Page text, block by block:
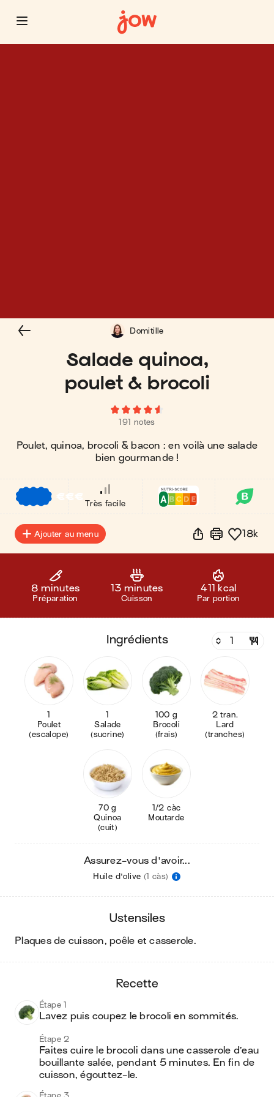
Salade quinoa,
poulet & brocoli
191 notes
Poulet, quinoa, brocoli & bacon : en voilà une salade
bien gourmande !
Domitille
€€€
Très facile
Ajouter au menu 18k
8 minutes
Préparation
13 minutes
Cuisson
411 kcal
Par portion
ingrédients
1
Poulet
(escalope)
1
Salade
(sucrine)
100 g
Brocoli
(frais)
2 tran.
Lard
(tranches)
70 g
Quinoa
(cuit)
1/2 càc
Moutarde
Assurez-vous d'avoir...
Huile d'olive (1 càs)
ustensiles
plaques de cuisson, poêle et casserole.
recette
Étape 1
Lavez puis coupez le brocoli en sommités.
Étape 2
Faites cuire le brocoli dans une casserole d’eau
bouillante salée, pendant 5 minutes. En fin de
cuisson, égouttez-le.